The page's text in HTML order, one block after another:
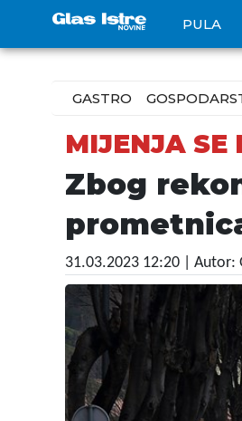
PULA
GASTRO
MIJENJA SE
Zbog
31.03.2023 12:20 | Autor: